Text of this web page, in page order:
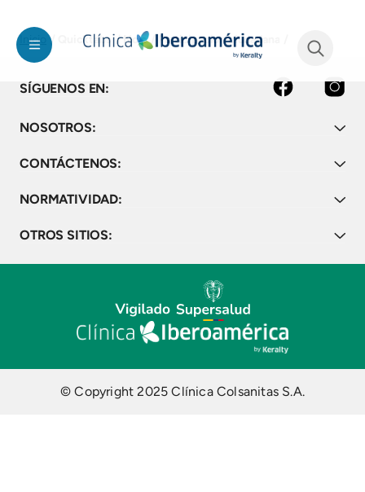
Inicio Quicktabs Nojs Participacion ciudadana
SÍGUENOS EN: Facebook Instagram
NOSOTROS:
CONTÁCTENOS:
NORMATIVIDAD:
OTROS SITIOS:
© Copyright 2025 Clínica Colsanitas S.A.